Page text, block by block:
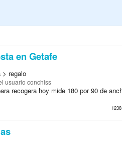
en Getafe
> regalo
usuario conchiss
recogera hoy mide 180 por 90 de